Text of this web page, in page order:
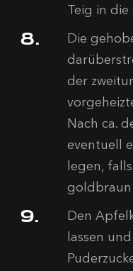
Teig in
Die
der
Nach ca.
eventuell
legen,
goldbraun
Den
lassen